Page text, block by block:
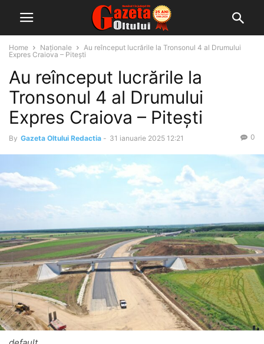
Home Naționale
Au reînceput lucrările la Tronsonul 4 al Drumului
Expres Craiova – Piteşti
Au reînceput lucrările la
Tronsonul 4 al Drumului
Expres Craiova – Piteşti
By Gazeta Oltului Redactia - 31 ianuarie 2025 12:21 0